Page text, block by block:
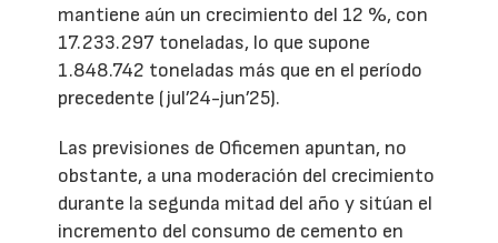
mantiene aún un crecimiento del 12 %, con
17.233.297 toneladas, lo que supone
1.848.742 toneladas más que en el período
precedente (jul’24-jun’25).
Las previsiones de Oficemen apuntan, no
obstante, a una moderación del crecimiento
durante la segunda mitad del año y sitúan el
incremento del consumo de cemento en